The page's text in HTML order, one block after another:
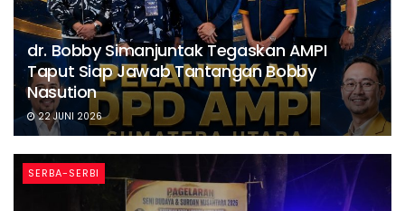
dr. Bobby Simanjuntak Tegaskan AMPI
Taput Siap Jawab Tantangan Bobby
Nasution
22 JUNI 2026
SERBA-SERBI